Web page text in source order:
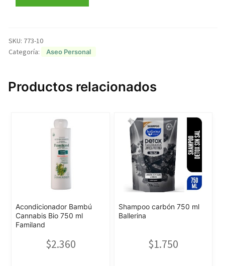
ml
SKU: 773-10
Categoría:
Aseo Personal
Productos relacionados
Acondicionador Bambú
Cannabis Bio 750 ml
Familand
$2.360
Shampoo carbón 750 ml
Ballerina
$1.750